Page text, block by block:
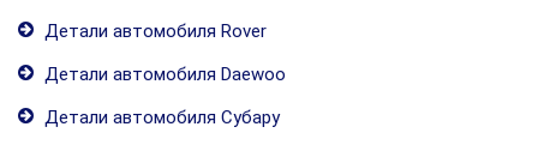
Детали автомобиля Rover
Детали автомобиля Daewoo
Детали автомобиля Субару